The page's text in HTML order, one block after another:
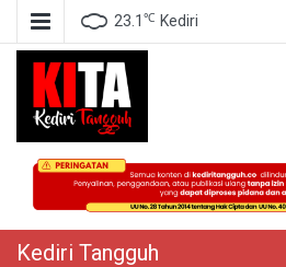
23.1 ℃ Kediri
Kediri
Berita Akurat Terpercaya
Kediri Tangguh